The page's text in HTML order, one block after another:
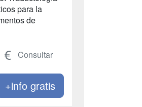
para la
de
Consultar
+info gratis